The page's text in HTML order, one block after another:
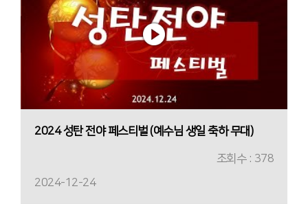
2024 성탄 전야 페스티벌 (예수님 생일 축하 무대)
조회수 : 378
2024-12-24